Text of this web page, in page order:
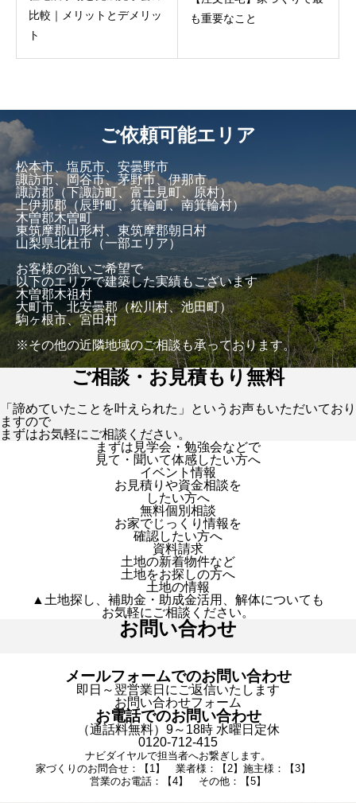
比較｜メリットとデメリッ
ト
も重要なこと
ご依頼可能エリア
松本市、塩尻市、安曇野市
諏訪市、岡谷市、茅野市、伊那市
諏訪郡（下諏訪町、富士見町、原村）
上伊那郡（辰野町、箕輪町、南箕輪村）
木曽郡木曽町
東筑摩郡山形村、東筑摩郡朝日村
山梨県北杜市（一部エリア）
お客様の強いご希望で
以下のエリアで建築した実績もございます
木曽郡木祖村
大町市、北安曇郡（松川村、池田町）
駒ヶ根市、宮田村
※その他の近隣地域のご相談も承っております。
ご相談・お見積もり無料
「諦めていたことを叶えられた」というお声もいただいており
ますので
まずはお気軽にご相談ください。
まずは見学会・勉強会などで
見て・聞いて体感したい方へ
イベント情報
お見積りや資金相談を
したい方へ
無料個別相談
お家でじっくり情報を
確認したい方へ
資料請求
土地の新着物件など
土地をお探しの方へ
土地の情報
▲土地探し、補助金・助成金活用、解体についても
お気軽にご相談ください。
お問い合わせ
メールフォームでのお問い合わせ
即日～翌営業日にご返信いたします
お問い合わせフォーム
お電話でのお問い合わせ
（通話料無料）9～18時 水曜日定休
0120-712-415
ナビダイヤルで担当者へお繋ぎします。
家づくりのお問合せ：【1】 業者様：【2】施主様：【3】
営業のお電話：【4】 その他：【5】